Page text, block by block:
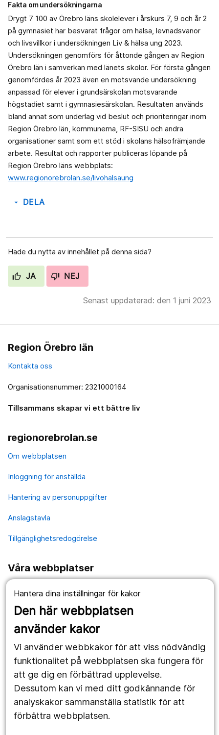
Hantera dina inställningar för kakor
Den här webbplatsen
använder kakor
Vi använder webbkakor för att viss nödvändig
funktionalitet på webbplatsen ska fungera för
att ge dig en förbättrad upplevelse.
Dessutom kan vi med ditt godkännande för
analyskakor sammanställa statistik för att
förbättra webbplatsen.
Fakta om undersökningarna
Drygt 7 100 av Örebro läns skolelever i årskurs 7, 9 och år 2
på gymnasiet har besvarat frågor om hälsa, levnadsvanor
och livsvillkor i undersökningen Liv & hälsa ung 2023.
Undersökningen genomförs för åttonde gången av Region
Örebro län i samverkan med länets skolor. För första gången
genomfördes år 2023 även en motsvande undersökning
anpassad för elever i grundsärskolan motsvarande
högstadiet samt i gymnasiesärskolan. Resultaten används
bland annat som underlag vid beslut och prioriteringar inom
Region Örebro län, kommunerna, RF-SISU och andra
organisationer samt som ett stöd i skolans hälsofrämjande
arbete. Resultat och rapporter publiceras löpande på
Region Örebro läns webbplats:
www.regionorebrolan.se/livohalsaung
arrow_drop_down DELA
Hade du nytta av innehållet på denna sida?
JA NEJ
Senast uppdaterad: den 1 juni 2023
Region Örebro län
Kontakta oss
Organisationsnummer: 2321000164
Tillsammans skapar vi ett bättre liv
regionorebrolan.se
Om webbplatsen
Inloggning för anställda
Hantering av personuppgifter
Anslagstavla
Tillgänglighetsredogörelse
Våra webbplatser
Länstrafiken
Vårdgivare
Utveckling
Följ oss
Facebook